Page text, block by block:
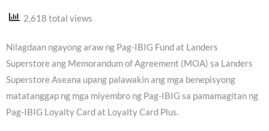
2,618 total views
Nilagdaan ngayong araw ng Pag-IBIG Fund at Landers
Superstore ang Memorandum of Agreement (MOA) sa Landers
Superstore Aseana upang palawakin ang mga benepisyong
matatanggap ng mga miyembro ng Pag-IBIG sa pamamagitan ng
Pag-IBIG Loyalty Card at Loyalty Card Plus.